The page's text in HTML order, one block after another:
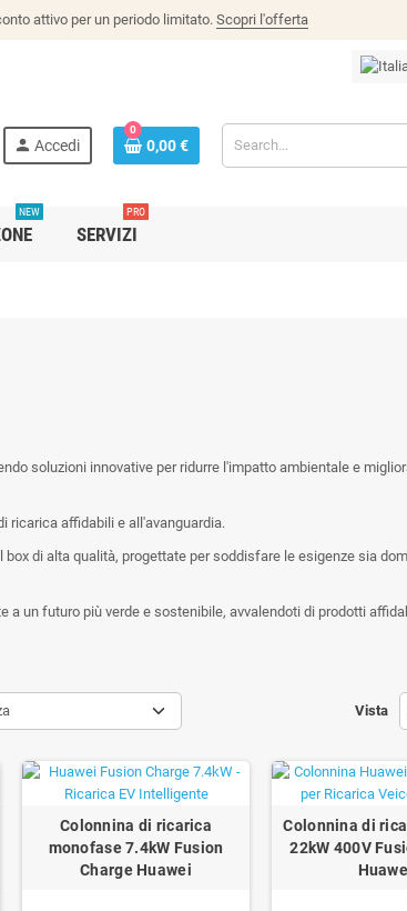
attivo per un periodo limitato. Scopri l'offerta
person Accedi
0
0,00 €
NEW
SERVIZI
PRO
soluzioni innovative per ridurre l'impatto ambientale e
ricarica affidabili e all'avanguardia.
di alta qualità, progettate per soddisfare le esigenze sia
un futuro più verde e sostenibile, avvalendoti di prodotti
Vista
Colonnina di ricarica
monofase 7.4kW Fusion
Charge Huawei
Colonnina di
22kW 400V